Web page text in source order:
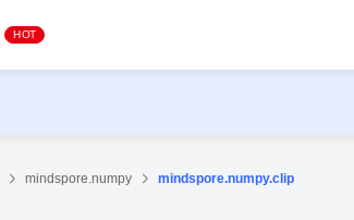
HOT
mindspore.numpy mindspore.numpy.clip